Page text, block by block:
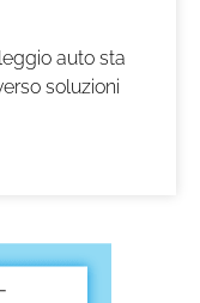
auto sta
soluzioni